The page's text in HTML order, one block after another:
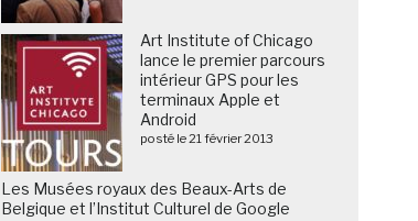
Art Institute of Chicago
lance le premier parcours
intérieur GPS pour les
terminaux Apple et
Android
posté le 21 février 2013
Les Musées royaux des Beaux-Arts de
Belgique et l’Institut Culturel de Google